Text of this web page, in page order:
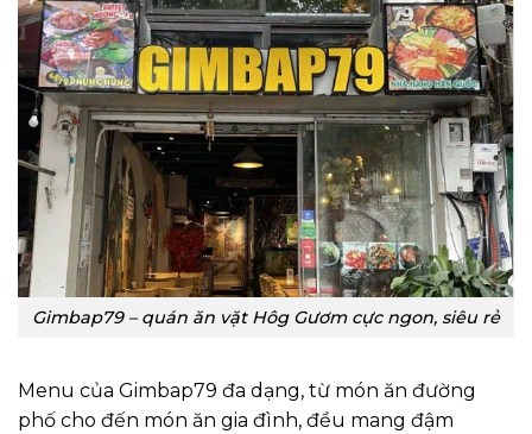
Gimbap79 – quán ăn vặt Hôg Gươm cực ngon, siêu rẻ
Menu của Gimbap79 đa dạng, từ món ăn đường
phố cho đến món ăn gia đình, đều mang đậm